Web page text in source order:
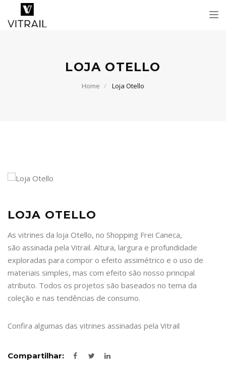
LOJA OTELLO
Home Loja Otello
LOJA OTELLO
As vitrines da loja Otello, no Shopping Frei Caneca,
são assinada pela Vitrail. Altura, largura e profundidade
exploradas para compor o efeito assimétrico e o uso de
materiais simples, mas com efeito são nosso principal
atributo. Todos os projetos são baseados no tema da
coleção e nas tendências de consumo.
Confira algumas das vitrines assinadas pela Vitrail
Compartilhar: